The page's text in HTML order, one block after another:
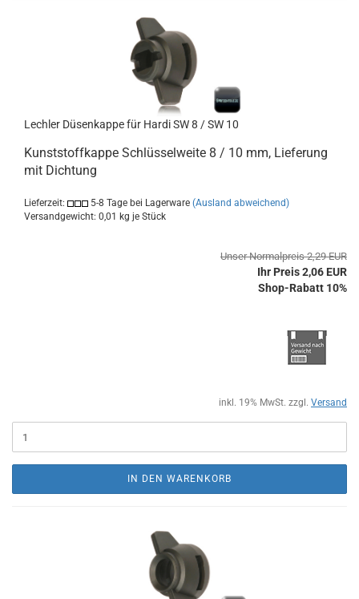
Lechler Düsenkappe für Hardi SW 8 / SW 10
Kunststoffkappe Schlüsselweite 8 / 10 mm, Lieferung
mit Dichtung
Lieferzeit: 5-8 Tage bei Lagerware (Ausland abweichend)
Versandgewicht: 0,01 kg je Stück
Unser Normalpreis 2,29 EUR
Ihr Preis 2,06 EUR
Shop-Rabatt 10%
inkl. 19% MwSt. zzgl. Versand
IN DEN WARENKORB